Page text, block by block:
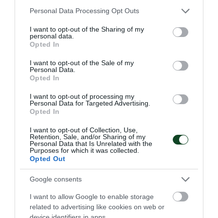
Please note that this website/app uses one or more Google
not limited to your visit or usage behaviour. You may click to
grant or deny consent to Google and its third-party tags to
use your data for below specified purposes in below Google
consent section.
Personal Data Processing Opt Outs
I want to opt-out of the Sharing of my
personal data.
Opted In
I want to opt-out of the Sale of my
Personal Data.
Opted In
I want to opt-out of processing my
Personal Data for Targeted Advertising.
Opted In
I want to opt-out of Collection, Use,
Retention, Sale, and/or Sharing of my
Personal Data that Is Unrelated with the
Purposes for which it was collected.
Opted Out
Google consents
I want to allow Google to enable storage
related to advertising like cookies on web or
Ξανά στον Παναθηναϊκό η
Κανέλλου
Ο Παναθηναϊκός Αθλητικός Όμιλος ανακοινώνει την
ποδοσφαίρου γυναικών.
04.08.2026 ΠΟΔΟΣΦΑΙΡΟ ΓΥΝΑΙΚΩΝ